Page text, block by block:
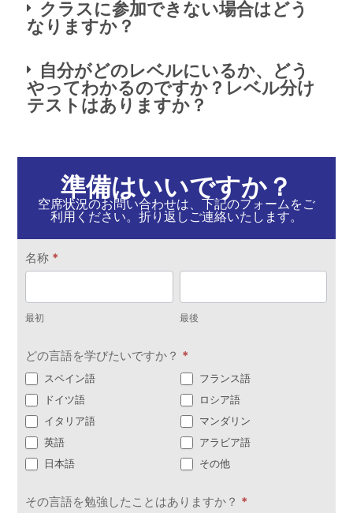
クラスに参加できない場合はどう
なりますか？
自分がどのレベルにいるか、どう
やってわかるのですか？レベル分け
テストはありますか？
準備はいいですか？
空席状況のお問い合わせは、下記のフォームをご
利用ください。折り返しご連絡いたします。
お
問
い
合
せ
名称 *
初
最初
後
最後
どの言語を学びたいですか？ *
スペイン語
フランス語
ドイツ語
ロシア語
イタリア語
マンダリン
英語
アラビア語
日本語
その他
その言語を勉強したことはありますか？ *